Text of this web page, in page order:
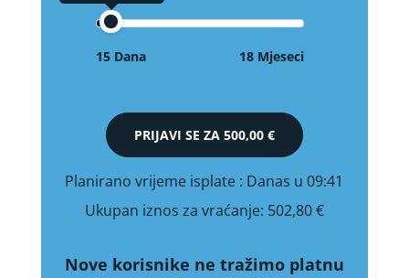
15 Dana 18 Mjeseci
PRIJAVI SE ZA 500,00 €
Planirano vrijeme isplate : Danas u 09:41
Ukupan iznos za vraćanje: 502,80 €
Nove korisnike ne tražimo platnu